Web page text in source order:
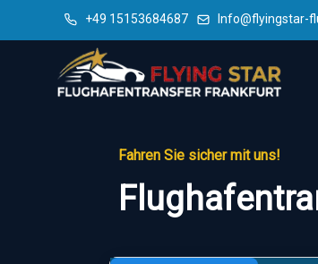
+49 15153684687 Info@flyingstar-
Fahren Sie sicher mit uns!